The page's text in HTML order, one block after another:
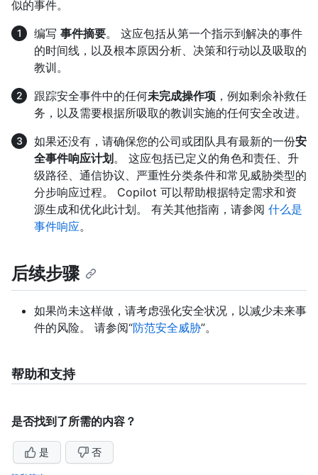
似的事件。
编写 事件摘要。 这应包括从第一个指示到解决的事件
的时间线，以及根本原因分析、决策和行动以及吸取的
教训。
跟踪安全事件中的任何未完成操作项 ，例如剩余补救任
务，以及需要根据所吸取的教训实施的任何安全改进。
如果还没有，请确保您的公司或团队具有最新的一份安
全事件响应计划 。 这应包括已定义的角色和责任、升
级路径、通信协议、严重性分类条件和常见威胁类型的
分步响应过程。 Copilot 可以帮助根据特定需求和资
源生成和优化此计划。 有关其他指南，请参阅 什么是
事件响应。
后续步骤
如果尚未这样做，请考虑强化安全状况，以减少未来事
件的风险。 请参阅“防范安全威胁”。
帮助和支持
是否找到了所需的内容？
是 否